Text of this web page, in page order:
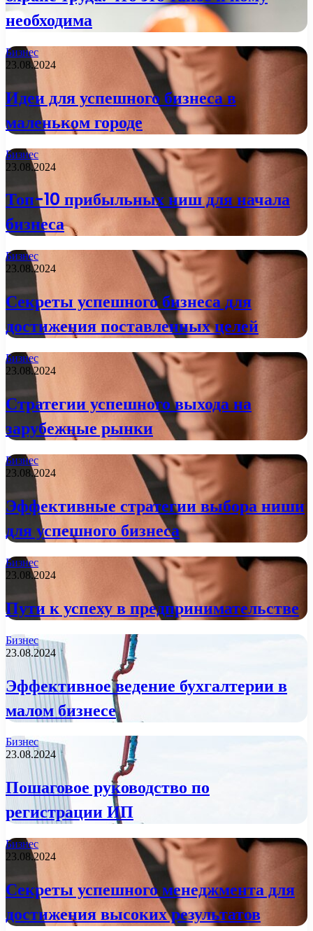
необходима
Бизнес
23.08.2024
Идеи для успешного бизнеса в
маленьком городе
Бизнес
23.08.2024
Топ-10 прибыльных ниш для начала
бизнеса
Бизнес
23.08.2024
Секреты успешного бизнеса для
достижения поставленных целей
Бизнес
23.08.2024
Стратегии успешного выхода на
зарубежные рынки
Бизнес
23.08.2024
Эффективные стратегии выбора ниши
для успешного бизнеса
Бизнес
23.08.2024
Пути к успеху в предпринимательстве
Бизнес
23.08.2024
Эффективное ведение бухгалтерии в
малом бизнесе
Бизнес
23.08.2024
Пошаговое руководство по
регистрации ИП
Бизнес
23.08.2024
Секреты успешного менеджмента для
достижения высоких результатов